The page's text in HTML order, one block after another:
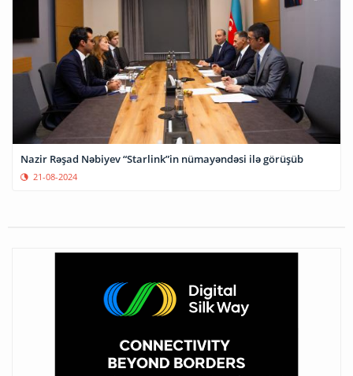
Nazir Rəşad Nəbiyev “Starlink”in nümayəndəsi ilə görüşüb
21-08-2024